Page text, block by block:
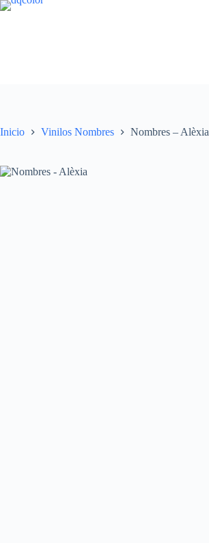
Saltar
Inicio Vinilos Nombres Nombres – Alèxia